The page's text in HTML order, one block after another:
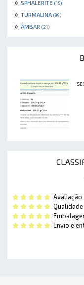
SPHALERITE (15)
» TURMALINA (99)
» ÂMBAR (21)
Avaliação
Envio e